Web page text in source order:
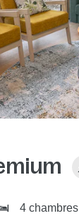
4 chambres